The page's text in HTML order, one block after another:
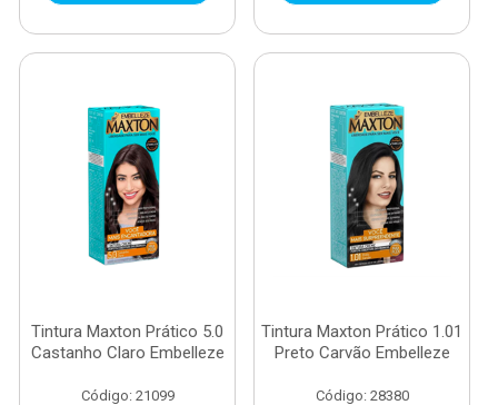
Tintura Maxton Prático 5.0
Castanho Claro Embelleze
Código: 21099
Tintura Maxton Prático 1.01
Preto Carvão Embelleze
Código: 28380